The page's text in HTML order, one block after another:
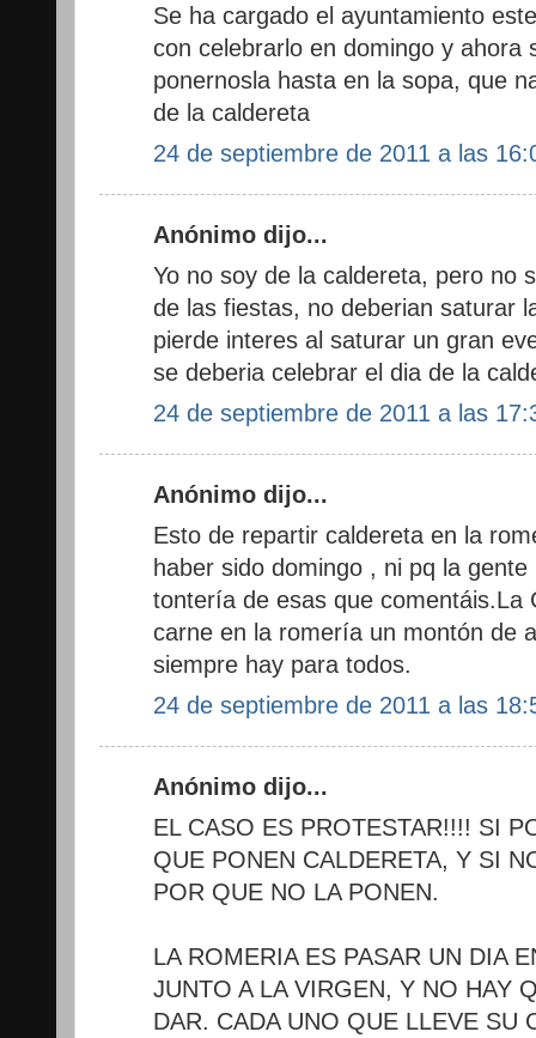
Se ha cargado el ayuntamiento
con celebrarlo en domingo y ahora
ponernosla hasta en la sopa, que
de la caldereta
24 de septiembre de 2011 a las
Anónimo dijo...
Yo no soy de la caldereta, pero no
de las fiestas, no deberian saturar
pierde interes al saturar un gran
se deberia celebrar el dia de la
24 de septiembre de 2011 a las
Anónimo dijo...
Esto de repartir caldereta en la
haber sido domingo , ni pq la
tontería de esas que comentáis.La
carne en la romería un montón de
siempre hay para todos.
24 de septiembre de 2011 a las
Anónimo dijo...
EL CASO ES PROTESTAR!!!! SI
QUE PONEN CALDERETA, Y SI
POR QUE NO LA PONEN.
LA ROMERIA ES PASAR UN DIA
JUNTO A LA VIRGEN, Y NO HAY
DAR. CADA UNO QUE LLEVE SU